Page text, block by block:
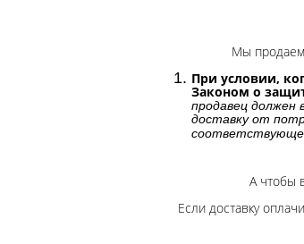
Мы продаем
При условии,
Законом о
продавец должен
доставку от
А чтобы
Если доставку